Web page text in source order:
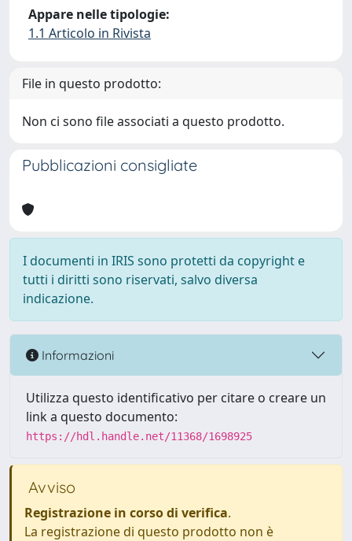
Appare nelle tipologie:
1.1 Articolo in Rivista
File in questo prodotto:
Non ci sono file associati a questo prodotto.
Pubblicazioni consigliate
I documenti in IRIS sono protetti da copyright e
tutti i diritti sono riservati, salvo diversa
indicazione.
Informazioni
Utilizza questo identificativo per citare o creare un
link a questo documento:
https://hdl.handle.net/11368/1698925
Avviso
Registrazione in corso di verifica.
La registrazione di questo prodotto non è